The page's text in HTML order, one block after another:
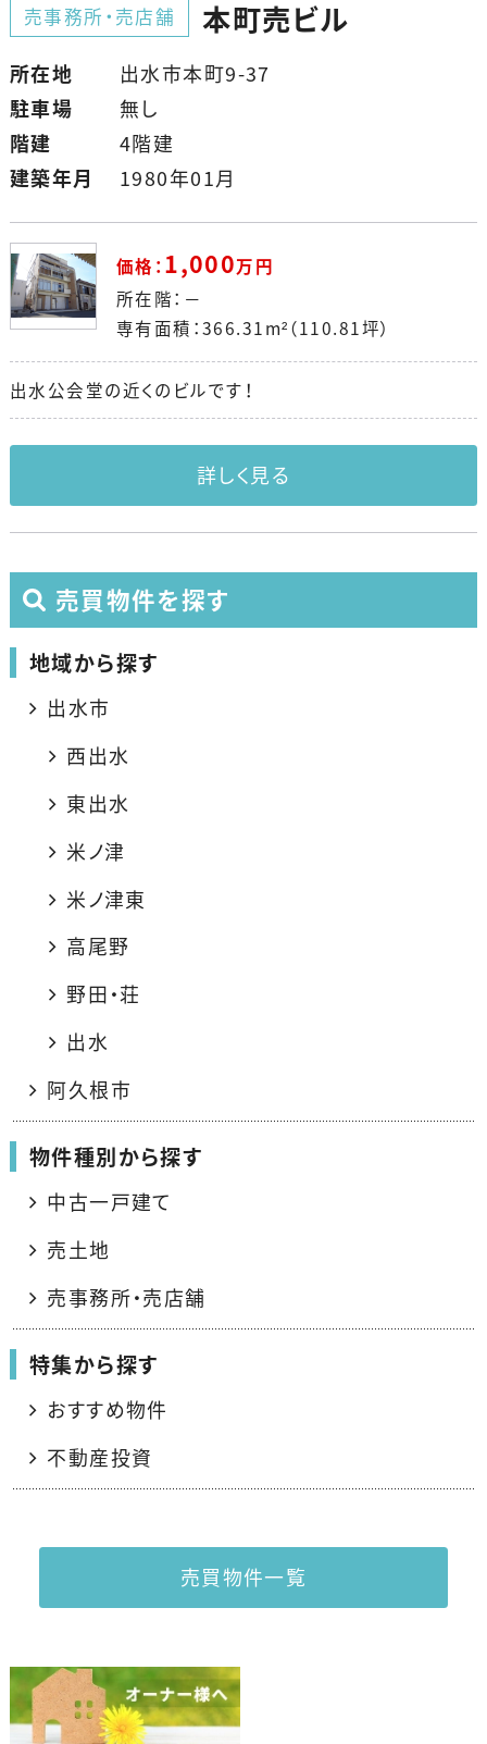
売事務所・売店舗 本町売ビル
所在地
出水市本町9-37
駐車場
無し
階建
4階建
建築年月
1980年01月
価格：1,000万円
所在階：－
専有面積：366.31m²（110.81坪）
出水公会堂の近くのビルです！
詳しく見る
売買物件を探す
地域から探す
出水市
西出水
東出水
米ノ津
米ノ津東
高尾野
野田・荘
出水
阿久根市
物件種別から探す
中古一戸建て
売土地
売事務所・売店舗
特集から探す
おすすめ物件
不動産投資
売買物件一覧